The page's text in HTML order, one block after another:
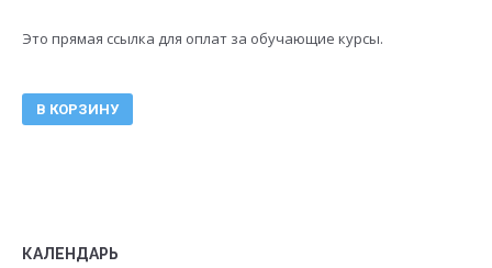
Это прямая ссылка для оплат за обучающие курсы.
В КОРЗИНУ
КАЛЕНДАРЬ